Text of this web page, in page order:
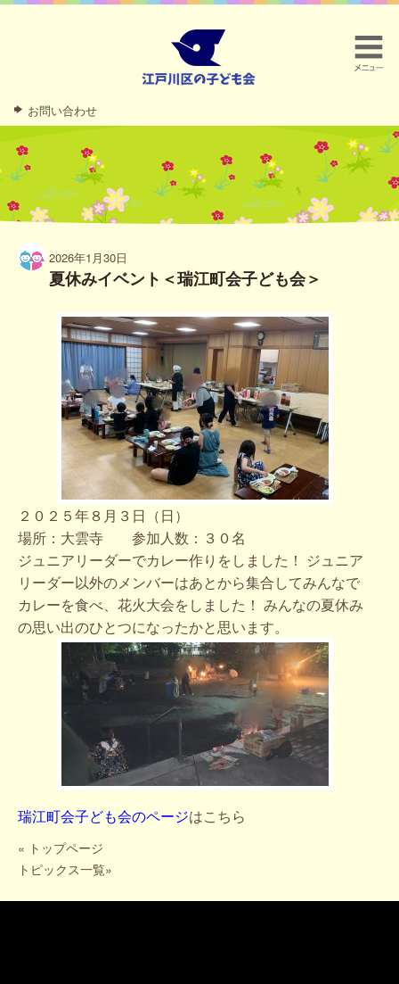
お問い合わせ
2026年1月30日
夏休みイベント＜瑞江町会子ども会＞
２０２５年８月３日（日）
場所：大雲寺 参加人数：３０名
ジュニアリーダーでカレー作りをしました！ ジュニア
リーダー以外のメンバーはあとから集合してみんなで
カレーを食べ、花火大会をしました！ みんなの夏休み
の思い出のひとつになったかと思います。
瑞江町会子ども会のページはこちら
« トップページ
トピックス一覧»